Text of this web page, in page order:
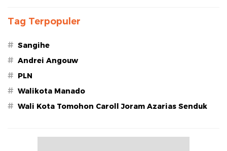
Tag Terpopuler
# Sangihe
# Andrei Angouw
# PLN
# Walikota Manado
# Wali Kota Tomohon Caroll Joram Azarias Senduk